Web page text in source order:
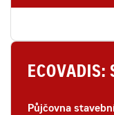
ECOVADIS:
Půjčovna